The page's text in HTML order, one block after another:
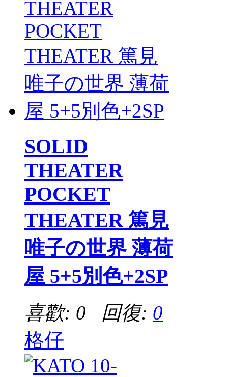
SOLID
THEATER
POCKET
THEATER 篤見
唯子の世界 薄荷
屋 5+5別色+2SP
喜歡: 0 回復: 0
格仔